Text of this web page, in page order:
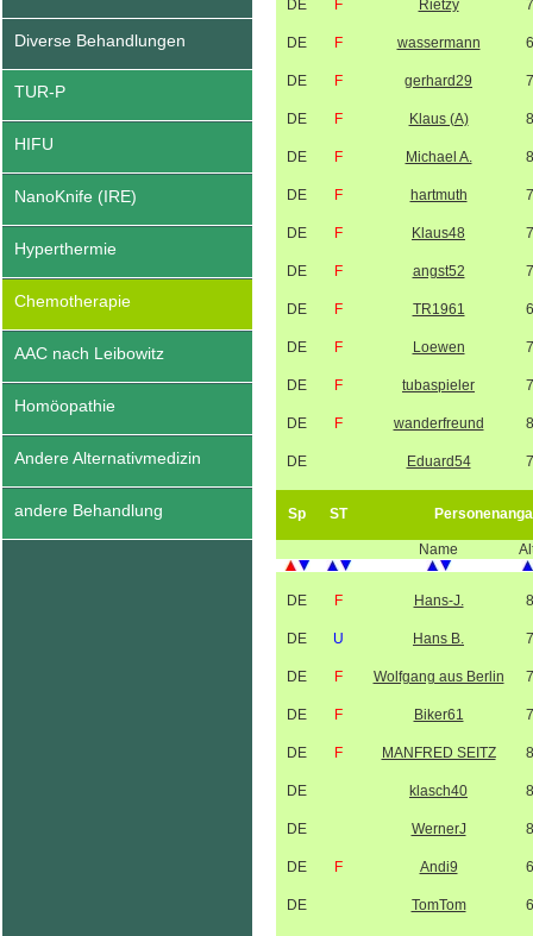
Diverse Behandlungen
TUR-P
HIFU
NanoKnife (IRE)
Hyperthermie
Chemotherapie
AAC nach Leibowitz
Homöopathie
Andere Alternativmedizin
andere Behandlung
DE F Rietzy
DE F wassermann
DE F gerhard29
DE F Klaus (A)
DE F Michael A.
DE F hartmuth
DE F Klaus48
DE F angst52
DE F TR1961
DE F Loewen
DE F tubaspieler
DE F wanderfreund
DE Eduard54
Sp ST
Name
DE F Hans-J.
DE U Hans B.
DE F Wolfgang aus Berlin
DE F Biker61
DE F MANFRED SEITZ
DE klasch40
DE WernerJ
DE F Andi9
DE TomTom